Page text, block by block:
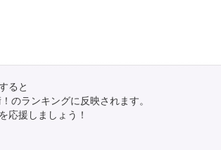
ると
のランキングに反映されます。
応援しましょう！